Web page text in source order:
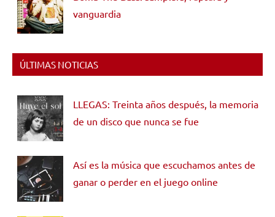
vanguardia
ÚLTIMAS NOTICIAS
LLEGAS: Treinta años después, la memoria
de un disco que nunca se fue
Así es la música que escuchamos antes de
ganar o perder en el juego online